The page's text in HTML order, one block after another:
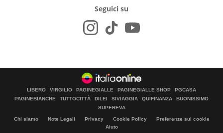
Seguici su
LIBERO VIRGILIO PAGINEGIALLE PAGINEGIALLE SHOP
PGCASA
PAGINEBIANCHE
TUTTOCITTÀ DILEI SIVIAGGIA QUIFINANZA
BUONISSIMO
SUPEREVA
Chi siamo Note Legali Privacy Cookie Policy
Preferenze sui cookie
Aiuto